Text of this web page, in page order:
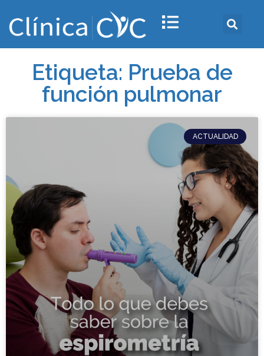
Etiqueta: Prueba de
función pulmonar
ACTUALIDAD